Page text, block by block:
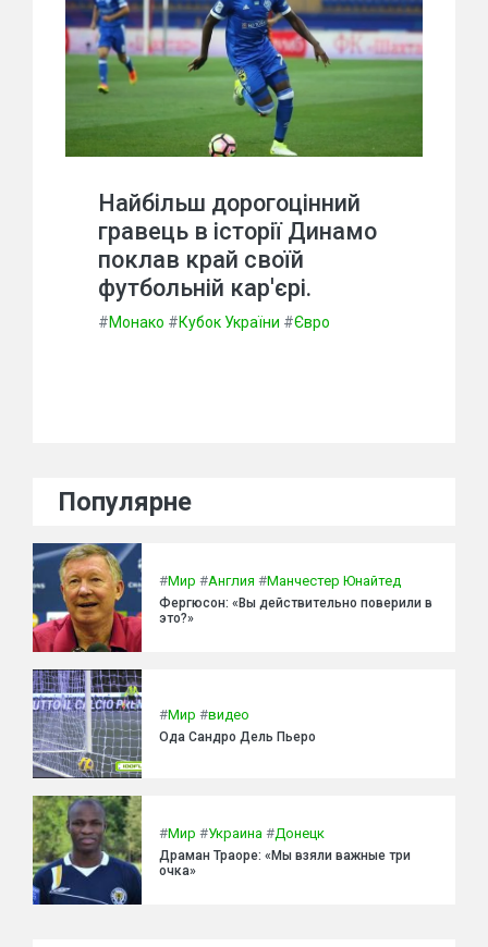
Найбільш дорогоцінний
гравець в історії Динамо
поклав край своїй
футбольній кар'єрі.
#Монако #Кубок України #Євро
Популярне
#Мир #Англия #Манчестер Юнайтед
Фергюсон: «Вы действительно поверили в
это?»
#Мир #видео
Ода Сандро Дель Пьеро
#Мир #Украина #Донецк
Драман Траоре: «Мы взяли важные три
очка»